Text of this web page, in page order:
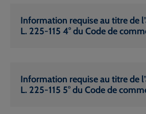
Information requise au titre de
L. 225-115 4° du Code de
Information requise au titre de
L. 225-115 5° du Code de